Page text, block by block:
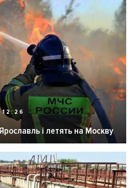
і летять на Москву